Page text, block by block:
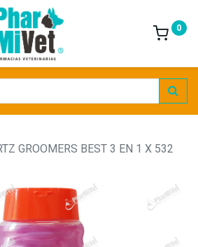
0
GROOMERS BEST 3 EN 1 X 532